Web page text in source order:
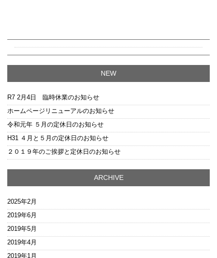
NEW
R7 2月4日 臨時休業のお知らせ
ホームページリニューアルのお知らせ
令和元年 ５月の定休日のお知らせ
H31 ４月と５月の定休日のお知らせ
２０１９年のご挨拶と定休日のお知らせ
ARCHIVE
2025年2月
2019年6月
2019年5月
2019年4月
2019年1月